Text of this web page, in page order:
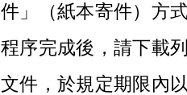
件」（紙本寄件）方
程序完成後，請下載
文件，於規定期限內